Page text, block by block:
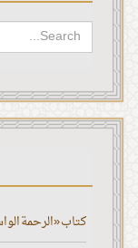
كتاب «الرحمة